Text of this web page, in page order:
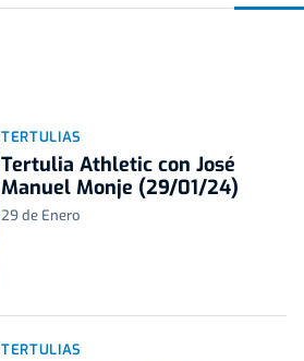
TERTULIAS
Tertulia Athletic con José
Manuel Monje (29/01/24)
29 de Enero
TERTULIAS